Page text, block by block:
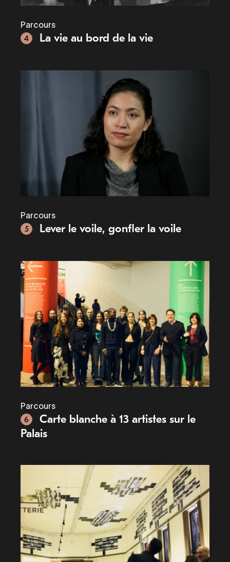
Parcours
4
La vie au bord de la vie
Parcours
5
Lever le voile, gonfler la voile
Parcours
6
Carte blanche à 13 artistes sur le
Palais